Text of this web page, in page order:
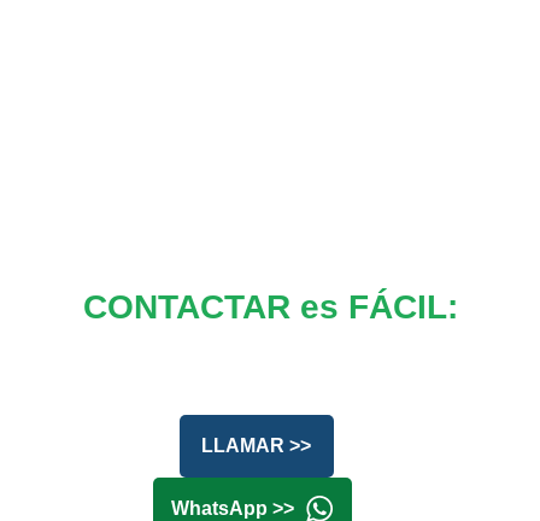
CONTACTAR es FÁCIL:
LLAMAR >>
WhatsApp >>